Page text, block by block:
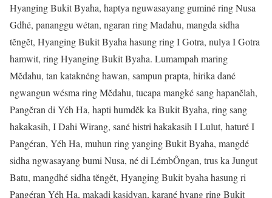
Hyanging Bukit Byaha, haptya nguwasayang guminé ring Nusa
Gdhé, pananggu wétan, ngaran ring Madahu, mangda sidha
tĕngĕt, Hyanging Bukit Byaha hasung ring I Gotra, nulya I Gotra
hamwit, ring Hyanging Bukit Byaha. Lumampah maring
Mĕdahu, tan kataknéng hawan, sampun prapta, hirika dané
ngwangun wésma ring Mĕdahu, tucapa mangké sang hapanĕlah,
Pangĕran di Yéh Ha, hapti humdĕk ka Bukit Byaha, ring sang
hakakasih, I Dahi Wirang, sané histri hakakasih I Lulut, haturé I
Pangéran, Yéh Ha, muhun ring yanging Bukit Byaha, mangdé
sidha ngwasayang bumi Nusa, né di LémbÔngan, trus ka Jungut
Batu, mangdhé sidha tĕngĕt, Hyanging Bukit byaha hasung ri
Pangéran Yéh Ha, makadi kasidyan, karané hyang ring Bukit